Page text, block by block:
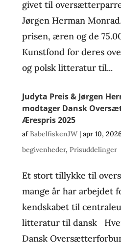
givet til
Jørgen Herman
prisen, æren og de
Kunstfond for deres
og polsk litteratur til...
Judyta Preis & Jørgen
modtager Dansk
Ærespris 2025
afBabelfiskenJW| apr 10,
begivenheder, Prisuddelinger
Et stort tillykke til
mange år har arbejdet
kendskabet til
litteratur til dansk
Dansk